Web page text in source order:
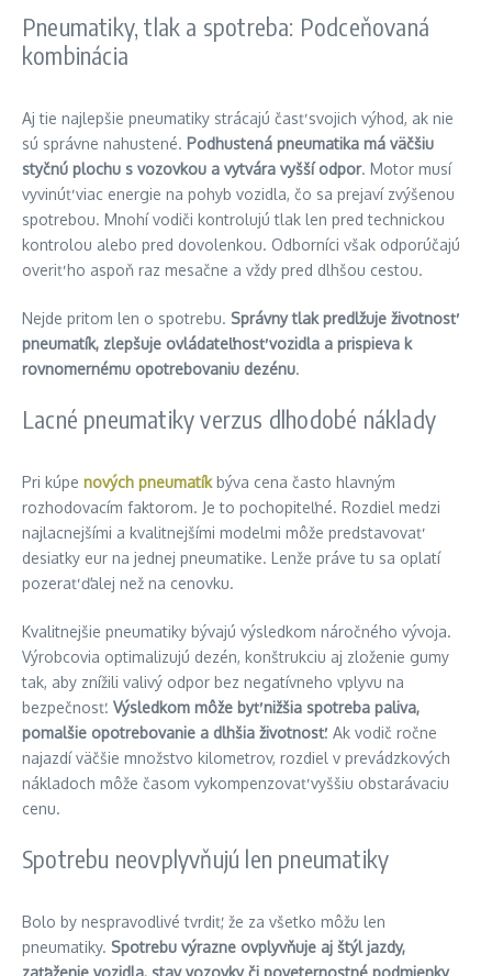
Pneumatiky, tlak a spotreba: Podceňovaná
kombinácia
Aj tie najlepšie pneumatiky strácajú časť svojich výhod, ak nie
sú správne nahustené. Podhustená pneumatika má väčšiu
styčnú plochu s vozovkou a vytvára vyšší odpor. Motor musí
vyvinúť viac energie na pohyb vozidla, čo sa prejaví zvýšenou
spotrebou. Mnohí vodiči kontrolujú tlak len pred technickou
kontrolou alebo pred dovolenkou. Odborníci však odporúčajú
overiť ho aspoň raz mesačne a vždy pred dlhšou cestou.
Nejde pritom len o spotrebu. Správny tlak predlžuje životnosť
pneumatík, zlepšuje ovládateľnosť vozidla a prispieva k
rovnomernému opotrebovaniu dezénu.
Lacné pneumatiky verzus dlhodobé náklady
Pri kúpe nových pneumatíkbýva cena často hlavným
rozhodovacím faktorom. Je to pochopiteľné. Rozdiel medzi
najlacnejšími a kvalitnejšími modelmi môže predstavovať
desiatky eur na jednej pneumatike. Lenže práve tu sa oplatí
pozerať ďalej než na cenovku.
Kvalitnejšie pneumatiky bývajú výsledkom náročného vývoja.
Výrobcovia optimalizujú dezén, konštrukciu aj zloženie gumy
tak, aby znížili valivý odpor bez negatívneho vplyvu na
bezpečnosť. Výsledkom môže byť nižšia spotreba paliva,
pomalšie opotrebovanie a dlhšia životnosť. Ak vodič ročne
najazdí väčšie množstvo kilometrov, rozdiel v prevádzkových
nákladoch môže časom vykompenzovať vyššiu obstarávaciu
cenu.
Spotrebu neovplyvňujú len pneumatiky
Bolo by nespravodlivé tvrdiť, že za všetko môžu len
pneumatiky. Spotrebu výrazne ovplyvňuje aj štýl jazdy,
zaťaženie vozidla, stav vozovky či poveternostné podmienky.